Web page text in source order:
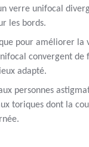
verre unifocal
les bords.
que pour améliorer
convergent de
adapté.
personnes
toriques dont la